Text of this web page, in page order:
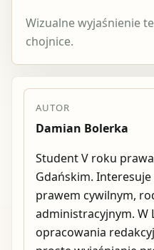
Wizualne wyjaśnienie
chojnice.
AUTOR
Damian Bolerka
Student V roku
Gdańskim.
prawem cywilnym,
administracyjnym. W
opracowania